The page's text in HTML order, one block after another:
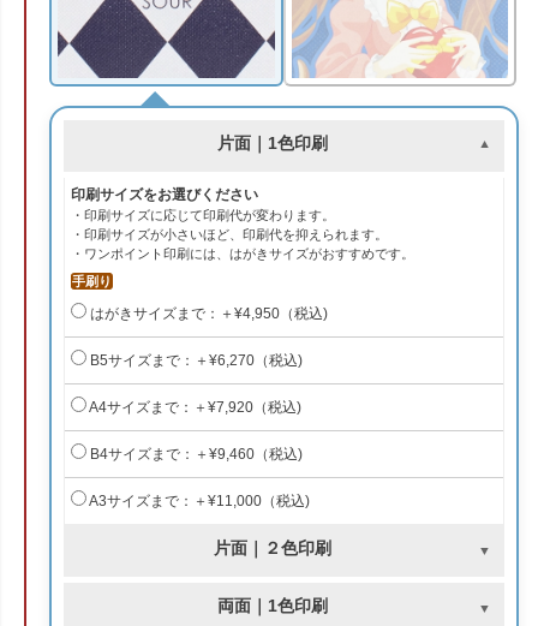
片面｜1色印刷
印刷サイズをお選びください
・印刷サイズに応じて印刷代が変わります。
・印刷サイズが小さいほど、印刷代を抑えられます。
・ワンポイント印刷には、はがきサイズがおすすめです。
手刷り
はがきサイズまで：＋¥4,950（税込)
B5サイズまで：＋¥6,270（税込)
A4サイズまで：＋¥7,920（税込)
B4サイズまで：＋¥9,460（税込)
A3サイズまで：＋¥11,000（税込)
片面｜２色印刷
両面｜1色印刷